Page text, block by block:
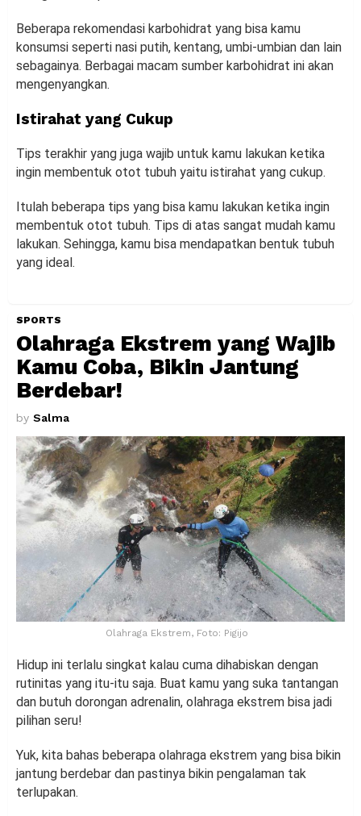
Beberapa rekomendasi karbohidrat yang bisa kamu
konsumsi seperti nasi putih, kentang, umbi-umbian dan lain
sebagainya. Berbagai macam sumber karbohidrat ini akan
mengenyangkan.
Istirahat yang Cukup
Tips terakhir yang juga wajib untuk kamu lakukan ketika
ingin membentuk otot tubuh yaitu istirahat yang cukup.
Itulah beberapa tips yang bisa kamu lakukan ketika ingin
membentuk otot tubuh. Tips di atas sangat mudah kamu
lakukan. Sehingga, kamu bisa mendapatkan bentuk tubuh
yang ideal.
SPORTS
Olahraga Ekstrem yang Wajib
Kamu Coba, Bikin Jantung
Berdebar!
by Salma
Olahraga Ekstrem, Foto: Pigijo
Hidup ini terlalu singkat kalau cuma dihabiskan dengan
rutinitas yang itu-itu saja. Buat kamu yang suka tantangan
dan butuh dorongan adrenalin, olahraga ekstrem bisa jadi
pilihan seru!
Yuk, kita bahas beberapa olahraga ekstrem yang bisa bikin
jantung berdebar dan pastinya bikin pengalaman tak
terlupakan.